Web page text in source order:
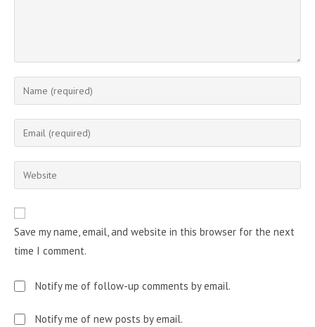
Enter
your
name
comment
Enter
your
email
address
Enter
your
URL
(optional)
Save my name, email, and website in this browser for the next
time I comment.
Notify me of follow-up comments by email.
Notify me of new posts by email.